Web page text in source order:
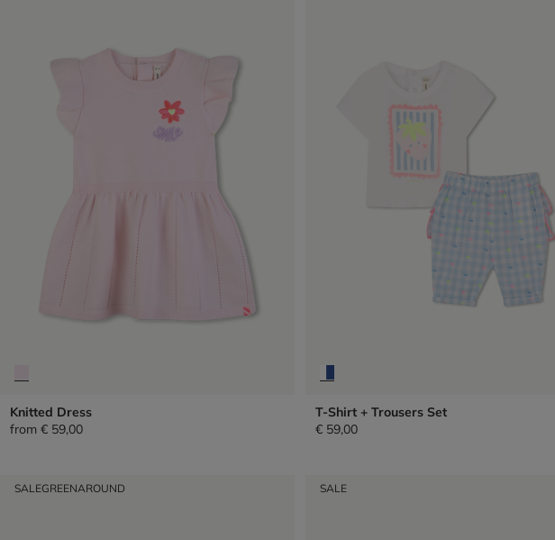
Knitted Dress
from € 59,00
T-Shirt + Trousers Set
€ 59,00
SALEGREENAROUND SALE